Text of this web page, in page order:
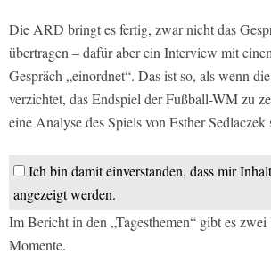
Die ARD bringt es fertig, zwar nicht das
übertragen – dafür aber ein Interview mit
Gespräch „einordnet“. Das ist so, als wenn
verzichtet, das Endspiel der Fußball-WM zu
eine Analyse des Spiels von Esther Sedlaczek
Ich bin damit einverstanden, dass mir
angezeigt werden.
Im Bericht in den „Tagesthemen“ gibt es
Momente.